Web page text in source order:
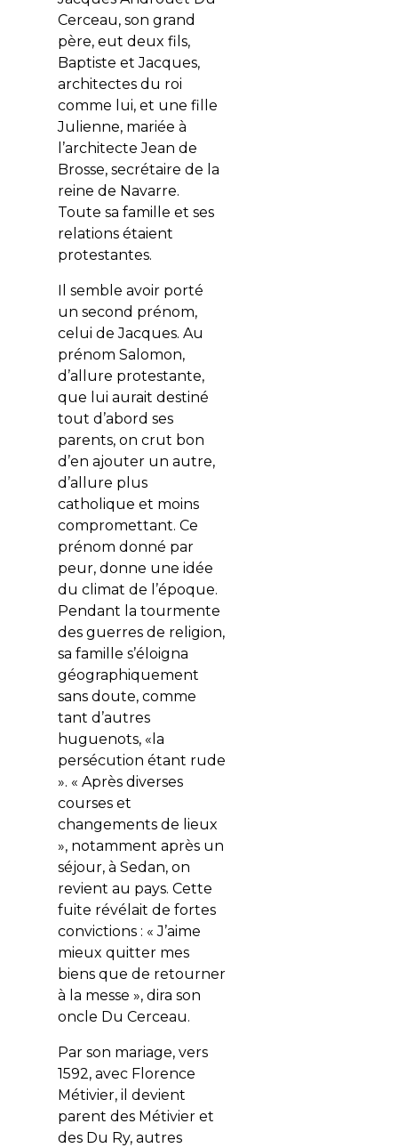
Cerceau, son grand
père, eut deux fils,
Baptiste et Jacques,
architectes du roi
comme lui, et une fille
Julienne, mariée à
l’architecte Jean de
Brosse, secrétaire de la
reine de Navarre.
Toute sa famille et ses
relations étaient
protestantes.
Il semble avoir porté
un second prénom,
celui de Jacques. Au
prénom Salomon,
d’allure protestante,
que lui aurait destiné
tout d’abord ses
parents, on crut bon
d’en ajouter un autre,
d’allure plus
catholique et moins
compromettant. Ce
prénom donné par
peur, donne une idée
du climat de l’époque.
Pendant la tourmente
des guerres de religion,
sa famille s’éloigna
géographiquement
sans doute, comme
tant d’autres
huguenots, «la
persécution étant rude
». « Après diverses
courses et
changements de lieux
», notamment après un
séjour, à Sedan, on
revient au pays. Cette
fuite révélait de fortes
convictions : « J’aime
mieux quitter mes
biens que de retourner
à la messe », dira son
oncle Du Cerceau.
Par son mariage, vers
1592, avec Florence
Métivier, il devient
parent des Métivier et
des Du Ry, autres